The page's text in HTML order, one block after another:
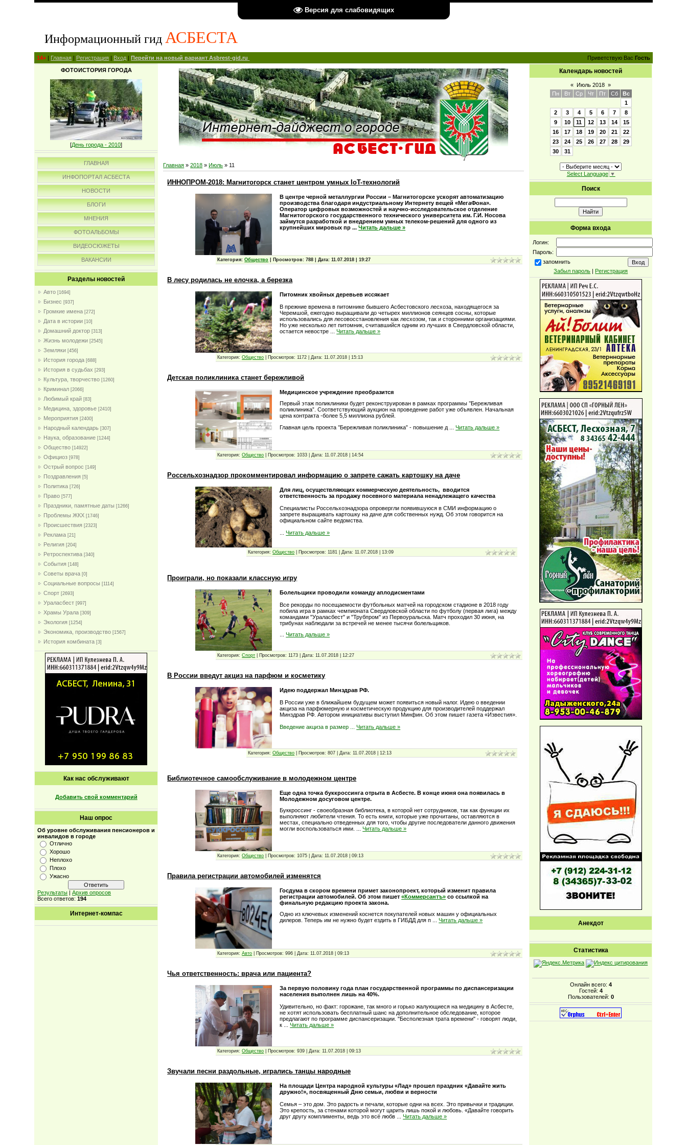
Версия для слабовидящих
Информационный гид АСБЕСТА
14+ | Главная | Регистрация | Вход |Перейти на новый вариант Asbrest-gid.ru Приветствую Вас Гость
ФОТОИСТОРИЯ ГОРОДА
[День города - 2010]
ГЛАВНАЯ
ИНФОПОРТАЛ АСБЕСТА
НОВОСТИ
БЛОГИ
МНЕНИЯ
ФОТОАЛЬБОМЫ
ВИДЕОСЮЖЕТЫ
ВАКАНСИИ
Разделы новостей
Авто [1694]
Бизнес [937]
Громкие имена [272]
Дата в истории [10]
Домашний доктор [313]
Жизнь молодежи [2545]
Земляки [456]
История города [688]
История в судьбах [293]
Культура, творчество [1260]
Криминал [2066]
Любимый край [83]
Медицина, здоровье [2410]
Мероприятия [2400]
Народный календарь [307]
Наука, образование [1244]
Общество [14922]
Официоз [978]
Острый вопрос [149]
Поздравления [5]
Политика [726]
Право [577]
Праздники, памятные даты [1266]
Проблемы ЖКХ [1746]
Проиcшествия [2323]
Реклама [21]
Религия [204]
Ретроспектива [340]
События [148]
Советы врача [0]
Социальные вопросы [1114]
Спорт [2693]
Ураласбест [997]
Храмы Урала [309]
Экология [1254]
Экономика, производство [1567]
История комбината [3]
Как нас обслуживают
Добавить свой комментарий
Наш опрос
Об уровне обслуживания пенсионеров и
инвалидов в городе
Отлично
Хорошо
Неплохо
Плохо
Ужасно
Результаты |Архив опросов
Всего ответов:194
Интернет-компас
Главная »2018 » Июль » 11
ИННОПРОМ-2018: Магнитогорск станет центром умных IoT-технологий
В центре черной металлургии России – Магнитогорске ускорят автоматизацию
производства благодаря индустриальному Интернету вещей «МегаФона».
Оператор цифровых возможностей и научно-исследовательское отделение
Магнитогорского государственного технического университета им. Г.И. Носова
займутся разработкой и внедрением умных телеком-решений для одного из
крупнейших мировых пр...Читать дальше »
Категория: Общество Просмотров: 788 |Дата: 11.07.2018 |19:27
В лесу родилась не елочка, а березка
Питомник хвойных деревьев иссякает
В прежние времена в питомнике бывшего Асбестовского лесхоза, находящегося за
Черемшой, ежегодно выращивали до четырех миллионов сеянцев сосны, которые
использовались для лесовосстановления как лесхозом, так и сторонними организациями.
Но уже несколько лет питомник, считавшийся одним из лучших в Свердловской области,
остается невостре
...Читать дальше »
Категория: Общество Просмотров: 1172 Дата: 11.07.2018 |15:13
Детская поликлиника станет бережливой
Медицинское учреждение преобразится
Первый этаж поликлиники будет реконструирован в рамках программы ’’Бережливая
поликлиника”. Соответствующий аукцион на проведение работ уже объявлен. Начальная
цена контракта -более 5,5 миллиона рублей.
Главная цель проекта ’’Бережливая поликлиника” - повышение д
...Читать дальше »
Категория: Общество Просмотров: 1033 Дата: 11.07.2018 |14:54
Россельхознадзор прокомментировал информацию о запрете сажать картошку на даче
Для лиц, осуществляющих коммерческую деятельность, вводится
ответственность за продажу посевного материала ненадлежащего качества
Специалисты Россельхознадзора опровергли появившуюся в СМИ информацию о
запрете выращивать картошку на даче для собственных нужд. Об этом говорится на
официальном сайте ведомства.
...Читать дальше »
Категория: Общество Просмотров: 1181 |Дата: 11.07.2018 |13:09
Проиграли, но показали классную игру
Болельщики проводили команду аплодисментами
Все рекорды по посещаемости футбольных матчей на городском стадионе в 2018 году
побила игра в рамках чемпионата Свердловской области по футболу (первая лига) между
командами "Ураласбест" и "Трубпром" из Первоуральска. Матч проходил 30 июня, на
трибунах наблюдали за встречей не менее тысячи болельщиков.
...Читать дальше »
Категория: Спорт Просмотров: 1173 Дата: 11.07.2018 |12:27
В России введут акциз на парфюм и косметику
Идею поддержал Минздрав РФ.
В России уже в ближайшем будущем может появиться новый налог. Идею о введении
акциза на парфюмерную и косметическую продукцию для производителей поддержал
Минздрав РФ. Автором инициативы выступил Минфин. Об этом пишет газета «Известия».
Введение акциза в размер
...Читать дальше »
Категория: Общество Просмотров: 807 Дата: 11.07.2018 |12:13
Библиотечное самообслуживание в молодежном центре
Еще одна точка буккроссинга отрыта в Асбесте. В конце июня она появилась в
Молодежном досуговом центре.
Буккроссинг - своеобразная библиотека, в которой нет сотрудников, так как функции их
выполняют любители чтения. То есть книги, которые уже прочитаны, оставляются в
местах, специально отведенных для того, чтобы другие последователи данного движения
могли воспользоваться ими.
...Читать дальше »
Категория: Общество Просмотров: 1075 Дата: 11.07.2018 |09:13
Правила регистрации автомобилей изменятся
Госдума в скором времени примет законопроект, который изменит правила
регистрации автомобилей. Об этом пишет«Коммерсантъ» со ссылкой на
финальную редакцию проекта закона.
Одно из ключевых изменений коснется покупателей новых машин у официальных
дилеров. Теперь им не нужно будет ездить в ГИБДД для п
...Читать дальше »
Категория: Авто Просмотров: 996 Дата: 11.07.2018 |09:13
Чья ответственность: врача или пациента?
За первую половину года план государственной программы по диспансеризации
населения выполнен лишь на 40%.
Удивительно, но факт: горожане, так много и горько жалующиеся на медицину в Асбесте,
не хотят использовать бесплатный шанс на дополнительное обследование, которое
предлагают по программе диспансеризации. "Бесполезная трата времени" - говорят люди,
к
...Читать дальше »
Категория: Общество Просмотров: 939 Дата: 11.07.2018 |09:13
Звучали песни раздольные, игрались танцы народные
На площади Центра народной культуры «Лад» прошел праздник «Давайте жить
дружно!», посвященный Дню семьи, любви и верности
Семья – это дом. Это радость и печали, которые одни на всех. Это привычки и традиции.
Это крепость, за стенами которой могут царить лишь покой и любовь. «Давайте говорить
друг другу комплименты, ведь это всё любв
...Читать дальше »
Календарь новостей
« Июль 2018 »
Пн
Вт Ср Чт Пт Сб
Вс
1
2
3 4 5 6 7
8
9
10 11 12 13 14
15
16
17 18 19 20 21
22
23
24 25 26 27 28
29
30
31
Select Language ▼
Поиск
Форма входа
Логин:
Пароль:
запомнить
Забыл пароль | Регистрация
Анекдот
Статистика
Онлайн всего: 4
Гостей: 4
Пользователей: 0